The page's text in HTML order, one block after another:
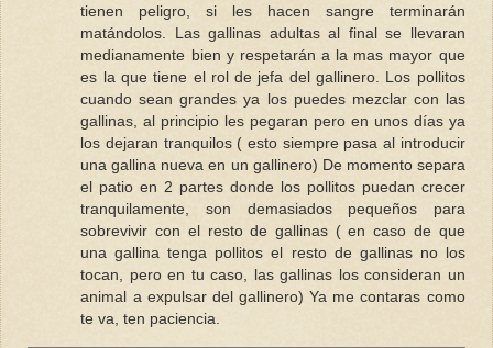
tienen peligro, si les hacen sangre terminarán
matándolos. Las gallinas adultas al final se llevaran
medianamente bien y respetarán a la mas mayor que
es la que tiene el rol de jefa del gallinero. Los pollitos
cuando sean grandes ya los puedes mezclar con las
gallinas, al principio les pegaran pero en unos días ya
los dejaran tranquilos ( esto siempre pasa al introducir
una gallina nueva en un gallinero) De momento separa
el patio en 2 partes donde los pollitos puedan crecer
tranquilamente, son demasiados pequeños para
sobrevivir con el resto de gallinas ( en caso de que
una gallina tenga pollitos el resto de gallinas no los
tocan, pero en tu caso, las gallinas los consideran un
animal a expulsar del gallinero) Ya me contaras como
te va, ten paciencia.